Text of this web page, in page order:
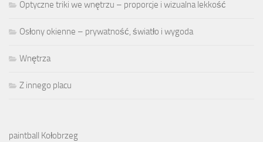
Optyczne triki we wnętrzu – proporcje i wizualna lekkość
Osłony okienne – prywatność, światło i wygoda
Wnętrza
Z innego placu
paintball Kołobrzeg